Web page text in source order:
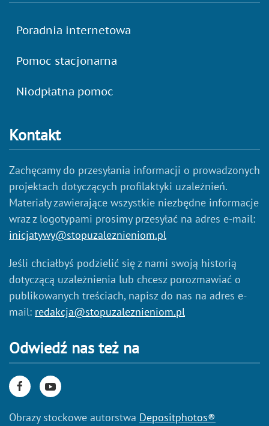
Poradnia internetowa
Pomoc stacjonarna
Niodpłatna pomoc
Kontakt
Zachęcamy do przesyłania informacji o prowadzonych
projektach dotyczących profilaktyki uzależnień.
Materiały zawierające wszystkie niezbędne informacje
wraz z logotypami prosimy przesyłać na adres e-mail:
inicjatywy@stopuzaleznieniom.pl
Jeśli chciałbyś podzielić się z nami swoją historią
dotyczącą uzależnienia lub chcesz porozmawiać o
publikowanych treściach, napisz do nas na adres e-
mail: redakcja@stopuzaleznieniom.pl
Odwiedź nas też na
Obrazy stockowe autorstwa Depositphotos®